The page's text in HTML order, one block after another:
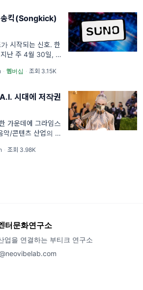
킥(Songkick)
시작되는 신호. 한
난 주 4월 30일, 영
에게는 이메일 한 통
· 멤버십 · 조회 3.15K
시대에 저작권
가운데에 그라임스
/콘텐츠 산업의 글
리 복제를 허용했다
· 조회 3.98K
터문화연구소
업을 연결하는 부티크 연구소